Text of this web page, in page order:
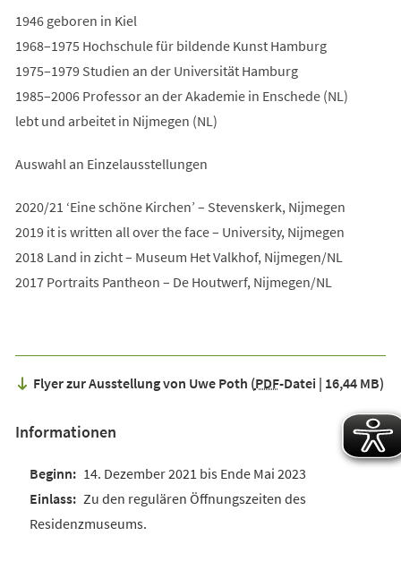
1946 geboren in Kiel
1968–1975 Hochschule für bildende Kunst Hamburg
1975–1979 Studien an der Universität Hamburg
1985–2006 Professor an der Akademie in Enschede (NL)
lebt und arbeitet in Nijmegen (NL)
Auswahl an Einzelausstellungen
2020/21 ‘Eine schöne Kirchen’ – Stevenskerk, Nijmegen
2019 it is written all over the face – University, Nijmegen
2018 Land in zicht – Museum Het Valkhof, Nijmegen/NL
2017 Portraits Pantheon – De Houtwerf, Nijmegen/NL
Flyer zur Ausstellung von Uwe Poth PDF-Datei 16,44 MB
Informationen
14. Dezember 2021 bis Ende Mai 2023
Zu den regulären Öffnungszeiten des
Residenzmuseums.